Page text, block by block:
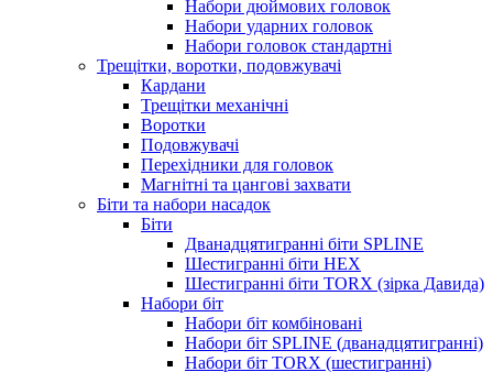
Набори дюймових головок
Набори ударних головок
Набори головок стандартні
Трещітки, воротки, подовжувачі
Кардани
Трещітки механічні
Воротки
Подовжувачі
Перехідники для головок
Магнітні та цангові захвати
Біти та набори насадок
Біти
Дванадцятигранні біти SPLINE
Шестигранні біти HEX
Шестигранні біти TORX (зірка Давида)
Набори біт
Набори біт комбіновані
Набори біт SPLINE (дванадцятигранні)
Набори біт TORX (шестигранні)